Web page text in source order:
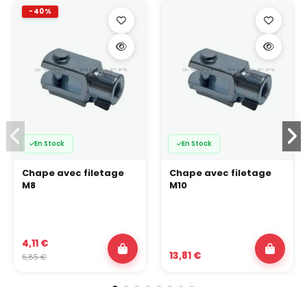
-40%
En Stock
Chape avec filetage
M8
4,11 €
6,85 €
En Stock
Chape avec filetage
M10
13,81 €